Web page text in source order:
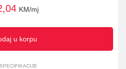
KM/mj
u korpu
SPECIFIKACIJE